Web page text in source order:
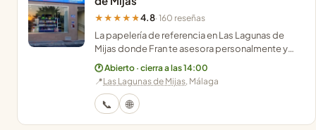
★★★★★ 4.8· 160 reseñas
La papelería de referencia en Las Lagunas de
Mijas donde Fran te asesora personalmente y
gestiona tus impresiones o envíos con total
eficacia.
🕐 Abierto · cierra a las 14:00
📍Las Lagunas de Mijas, Málaga
📞 🌐